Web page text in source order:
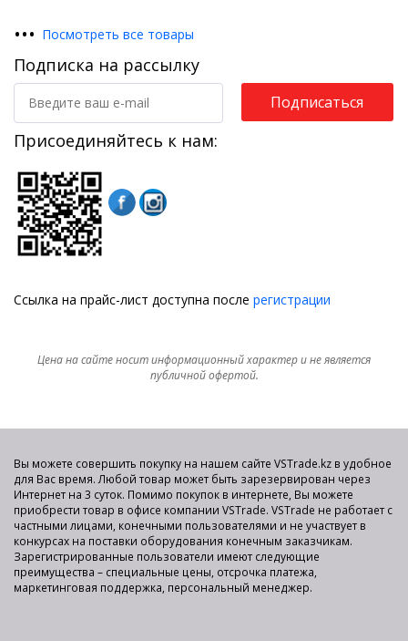
••• Посмотреть все товары
Подписка на рассылку
Подписаться
Присоединяйтесь к нам:
Ссылка на прайс-лист доступна после регистрации
Цена на сайте носит информационный характер и не является
публичной офертой.
Вы можете совершить покупку на нашем сайте VSTrade.kz в удобное
для Вас время. Любой товар может быть зарезервирован через
Интернет на 3 суток. Помимо покупок в интернете, Вы можете
приобрести товар в офисе компании VSTrade. VSTrade не работает с
частными лицами, конечными пользователями и не участвует в
конкурсах на поставки оборудования конечным заказчикам.
Зарегистрированные пользователи имеют следующие
преимущества – специальные цены, отсрочка платежа,
маркетинговая поддержка, персональный менеджер.